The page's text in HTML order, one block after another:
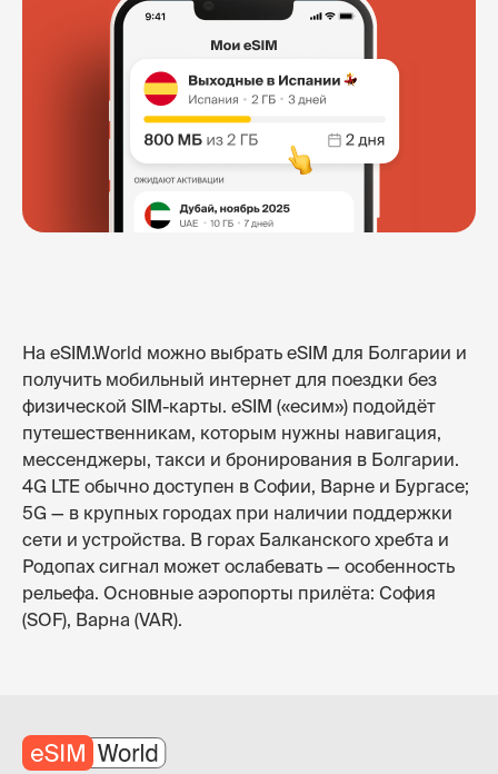
На eSIM.World можно выбрать eSIM для Болгарии и
получить мобильный интернет для поездки без
физической SIM-карты. eSIM («есим») подойдёт
путешественникам, которым нужны навигация,
мессенджеры, такси и бронирования в Болгарии.
4G LTE обычно доступен в Софии, Варне и Бургасе;
5G — в крупных городах при наличии поддержки
сети и устройства. В горах Балканского хребта и
Родопах сигнал может ослабевать — особенность
рельефа. Основные аэропорты прилёта: София
(SOF), Варна (VAR).